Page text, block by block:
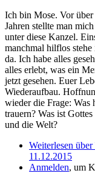
Ich bin Mose. Vor über
Jahren stellte man mich
unter diese Kanzel.
manchmal hilflos stehe
da. Ich habe alles
alles erlebt, was ein
jetzt gesehen. Euer
Wiederaufbau.
wieder die Frage: Was
trauern? Was ist
und die Welt?
Weiterlesen
11.12.2015
Anmelden, um